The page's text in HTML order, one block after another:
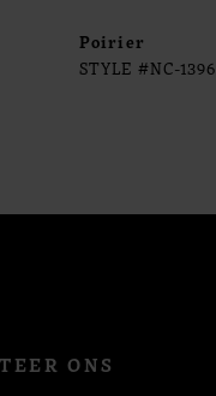
Poirier
STYLE #NC-1396
ONS